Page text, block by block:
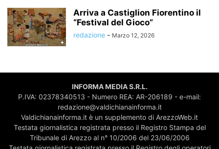
Arriva a Castiglion Fiorentino il
“Festival del Gioco”
redazione - Marzo 12, 2026
INFORMA MEDIA S.R.L.
P.IVA: 02378340513 - Numero REA: AR-206189 - e-mail:
redazione@valdichianainforma.it
Valdichianainforma.it è un supplemento di ArezzoWeb.it
Testata giornalistica registrata presso il Registro Stampa del
Tribunale di Arezzo al n° 10/2006 del 23/06/2006